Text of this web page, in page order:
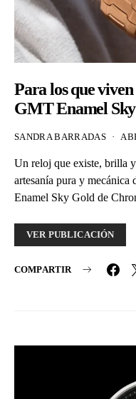
Para los que
GMT Enamel
SANDRA BARRADAS
Un reloj que existe, brilla
artesanía pura y
Enamel Sky Gold de
VER PUBLICACIÓN
COMPARTIR